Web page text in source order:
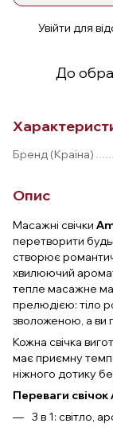
Увійти для
До
Бренд (Країна)
Опис
Масажні свічки
перетворити
створює
хвилюючий
тепле масажне
прелюдією: тіло
зволоженою, а ви
Кожна свічка
має приємну
ніжного дотику
Переваги
3 в 1: світло,